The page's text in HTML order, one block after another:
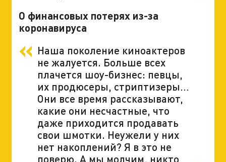
О финансовых потерях из-за
коронавируса
Наша поколение киноактеров
не жалуется. Больше всех
плачется шоу-бизнес: певцы,
их продюсеры, стриптизеры…
Они все время рассказывают,
какие они несчастные, что
даже приходится продавать
свои шмотки. Неужели у них
нет накоплений? Я в это не
поверю. А мы молчим, никто